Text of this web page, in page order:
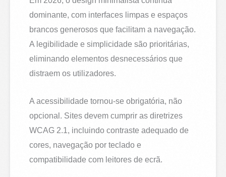
dominante, com interfaces limpas e espaços
brancos generosos que facilitam a navegação.
A legibilidade e simplicidade são prioritárias,
eliminando elementos desnecessários que
distraem os utilizadores.
A acessibilidade tornou-se obrigatória, não
opcional. Sites devem cumprir as diretrizes
WCAG 2.1, incluindo contraste adequado de
cores, navegação por teclado e
compatibilidade com leitores de ecrã.